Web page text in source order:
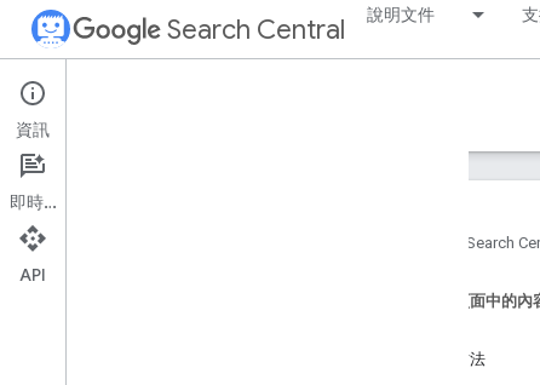
Search Central 說明文件
個案研究
精選個案研究
擊次數有所提升
Wix 如何整合 Google API 為使用者產生
價值
Search
這個頁面中的內
解決方法
資訊
即時通訊
API